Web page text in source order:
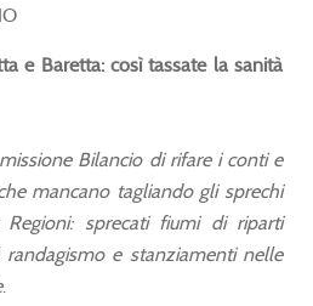
e Baretta: così tassate la sanità
Bilancio di rifare i conti e
mancano tagliando gli sprechi
sprecati fiumi di riparti
e stanziamenti nelle
.